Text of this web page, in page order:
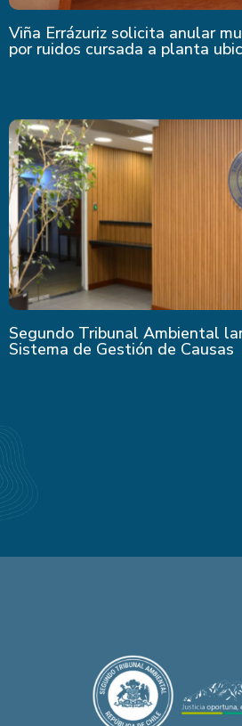
Viña Errázuriz solicita anular
por ruidos cursada a planta
Segundo Tribunal Ambiental
Sistema de Gestión de Causas